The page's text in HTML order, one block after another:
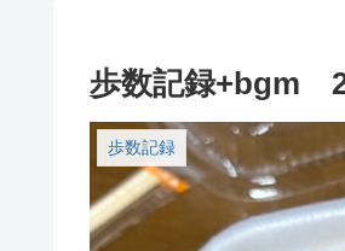
歩数記録+bgm
歩数記録